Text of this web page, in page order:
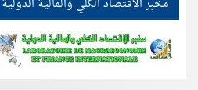
مخبر الاقتصاد الكلي والمالية الدولية